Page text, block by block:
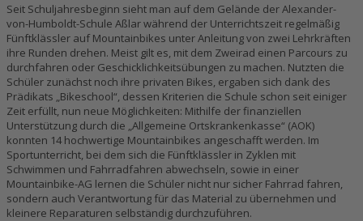
Seit Schuljahresbeginn sieht man auf dem Gelände der Alexander-
von-Humboldt-Schule Aßlar während der Unterrichtszeit regelmäßig
Fünftklässler auf Mountainbikes unter Anleitung von zwei Lehrkräften
ihre Runden drehen. Meist gilt es, mit dem Zweirad einen Parcours zu
durchfahren oder Geschicklichkeitsübungen zu machen. Nutzten die
Schüler zunächst noch ihre privaten Bikes, ergaben sich dank des
Prädikats „Bikeschool“, dessen Kriterien die Schule schon seit einiger
Zeit erfüllt, nun neue Möglichkeiten: Mithilfe der finanziellen
Unterstützung durch die „Allgemeine Ortskrankenkasse“ (AOK)
konnten 14 hochwertige Mountainbikes angeschafft werden. Im
Sportunterricht, bei dem sich die Fünftklässler in Zyklen mit
Schwimmen und Fahrradfahren abwechseln, sowie in einer
Mountainbike-AG lernen die Schüler nicht nur sicher Fahrrad fahren,
sondern auch Verantwortung für das Material zu übernehmen und
kleinere Reparaturen selbständig durchzuführen.